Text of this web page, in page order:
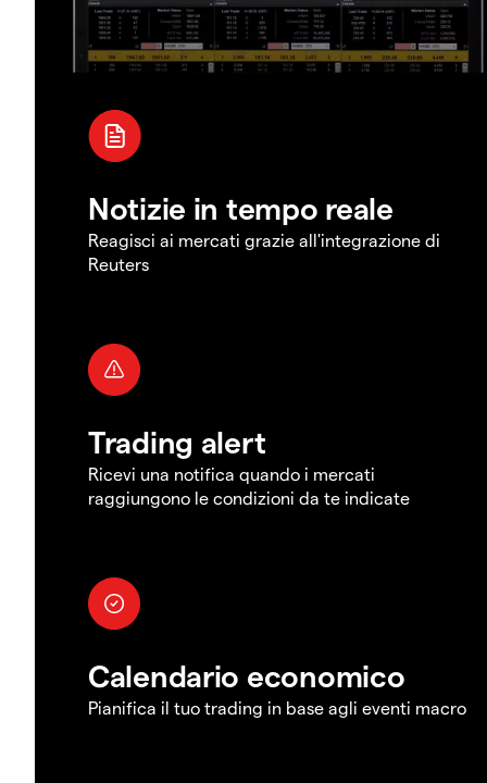
Notizie in tempo reale
Reagisci ai mercati grazie all'integrazione di
Reuters
Trading alert
Ricevi una notifica quando i mercati
raggiungono le condizioni da te indicate
Calendario economico
Pianifica il tuo trading in base agli eventi macro